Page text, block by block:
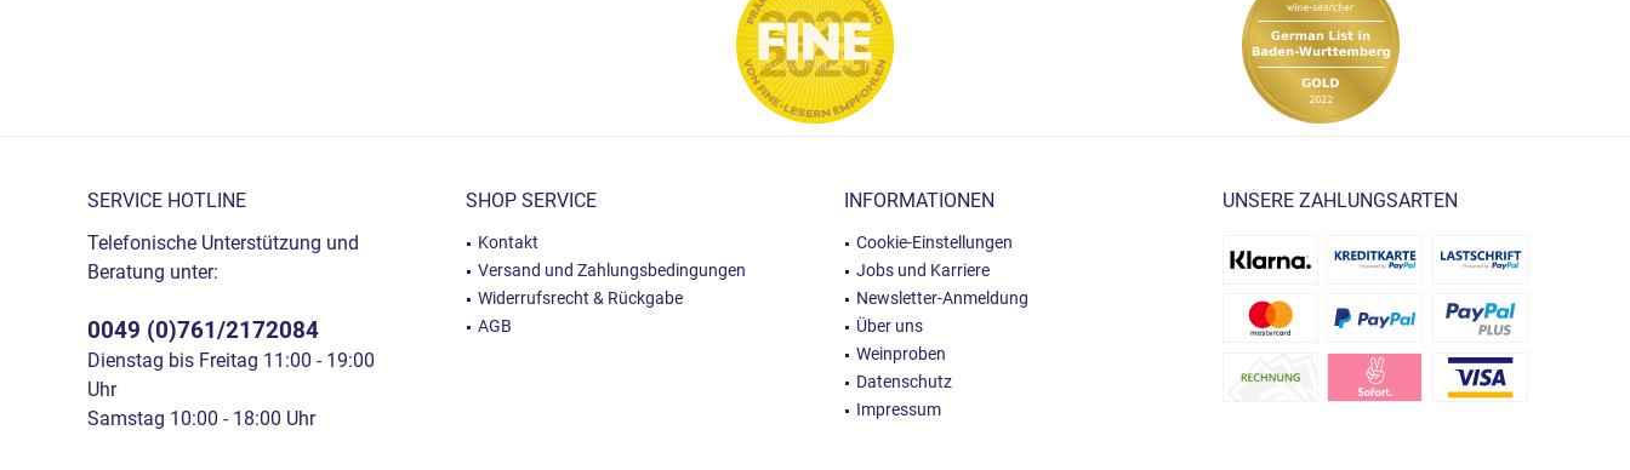
SERVICE HOTLINE
Telefonische Unterstützung und
Beratung unter:
0049 (0)761/2172084
Dienstag bis Freitag 11:00 - 19:00
Uhr
Samstag 10:00 - 18:00 Uhr
SHOP SERVICE
Kontakt
Versand und Zahlungsbedingungen
Widerrufsrecht & Rückgabe
AGB
INFORMATIONEN
Cookie-Einstellungen
Jobs und Karriere
Newsletter-Anmeldung
Über uns
Weinproben
Datenschutz
Impressum
UNSERE ZAHLUNGSARTEN